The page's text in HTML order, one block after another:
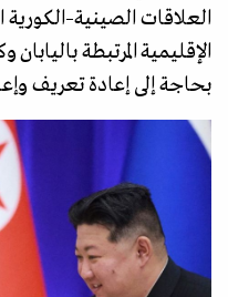
العلاقات
الإقليمية المرتبطة
بحاجة إلى إعادة تعريف